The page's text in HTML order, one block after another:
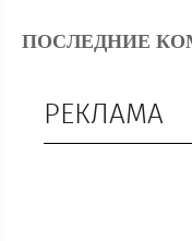
ПОСЛЕДНИЕ
РЕКЛАМА